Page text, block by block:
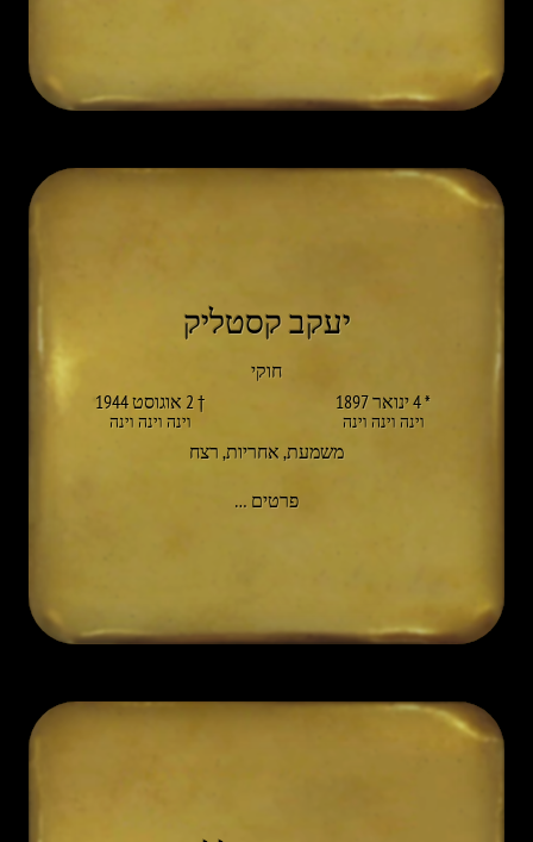
יעקב קסטליק
חוקי
* 4 ינואר 1897
וינה וינה וינה
† 2 אוגוסט 1944
וינה וינה וינה
משמעת,אחריות,רצח
פרטים …